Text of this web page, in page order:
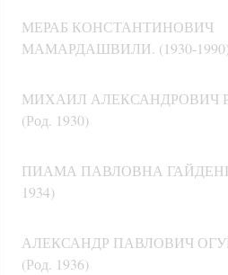
МЕРАБ КОНСТАНТИНОВИЧ
МАМАРДАШВИЛИ. (1930-
МИХАИЛ АЛЕКСАНДРОВИЧ
(Род. 1930)
ПИАМА ПАВЛОВНА
1934)
АЛЕКСАНДР ПАВЛОВИЧ
(Род. 1936)